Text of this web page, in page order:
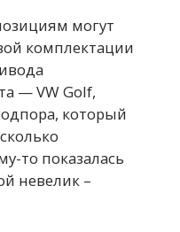
могут
комплектации
— VW Golf,
который
то показалась
невелик –